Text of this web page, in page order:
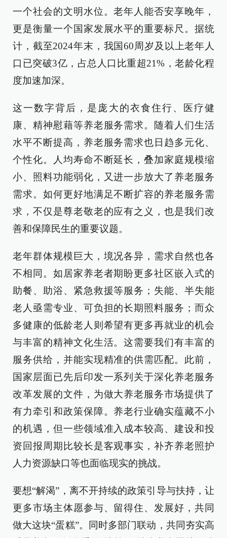
一个社会的文明水位。老年人能否安享晚年，
更是衡量一个国家发展水平的重要标尺。据统
计，截至2024年末，我国60周岁及以上老年人
口已突破3亿，占总人口比重超21%，老龄化程
度加速加深。
这一数字背后，是庞大的衣食住行、医疗健
康、精神慰藉等养老服务需求。随着人们生活
水平不断提高，养老服务需求也日趋多元化、
个性化。人均寿命不断延长，叠加家庭规模缩
小、照料功能弱化，又进一步放大了养老服务
需求。如何更好地满足不断扩容的养老服务需
求，不仅是尊老敬老的应有之义，也是我们改
善和保障民生的重要议题。
老年群体规模巨大，境况各异，需求自然也各
不相同。如居家养老者期盼更多社区嵌入式的
助餐、助浴、紧急救援等服务；失能、半失能
老人亟需专业、可负担的长期照料服务；而众
多健康的低龄老人则希望有更多再就业的机会
与丰富的精神文化生活。这需要我们有丰富的
服务供给，并能实现精准的供需匹配。此前，
国家层面已先后印发一系列关于深化养老服务
改革发展的文件，为做大养老服务市场提供了
有力牵引和政策保障。养老行业确实蕴藏不小
的机遇，但一些领域准入成本较高、建设和投
资回报周期比较长是客观事实，补齐养老照护
人力资源缺口等也面临现实的挑战。
要想“解渴”，离不开持续的政策引导与扶持，让
更多市场主体愿参与、留得住、发展好，共同
做大这块“蛋糕”。同时多部门联动，共同夯实高